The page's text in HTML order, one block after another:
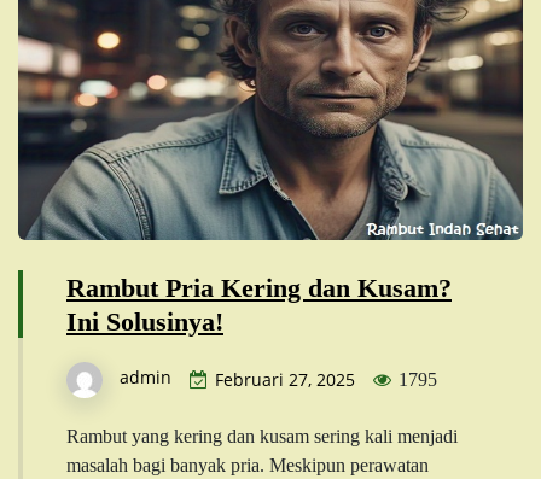
Rambut Pria Kering dan Kusam?
Ini Solusinya!
admin Februari 27, 2025 1795
Rambut yang kering dan kusam sering kali menjadi
masalah bagi banyak pria. Meskipun perawatan